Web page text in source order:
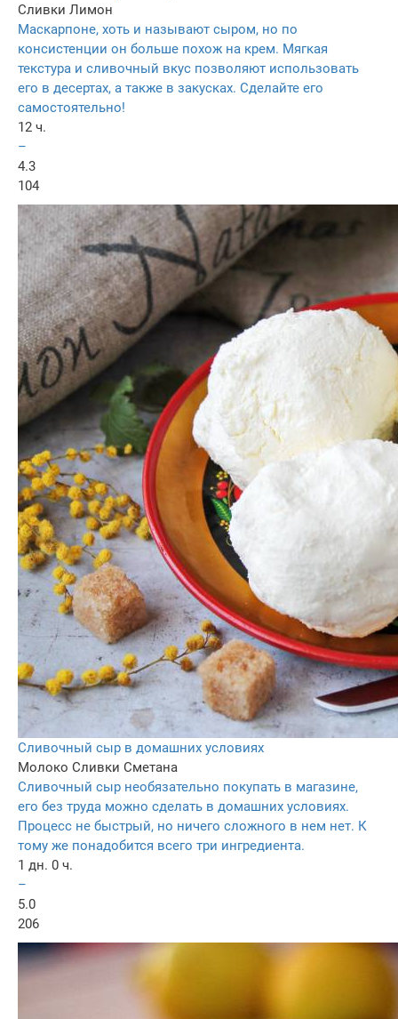
Сливки Лимон
Маскарпоне, хоть и называют сыром, но по
консистенции он больше похож на крем. Мягкая
текстура и сливочный вкус позволяют использовать
его в десертах, а также в закусках. Сделайте его
самостоятельно!
12 ч.
–
4.3
104
Сливочный сыр в домашних условиях
Молоко Сливки Сметана
Сливочный сыр необязательно покупать в магазине,
его без труда можно сделать в домашних условиях.
Процесс не быстрый, но ничего сложного в нем нет. К
тому же понадобится всего три ингредиента.
1 дн. 0 ч.
–
5.0
206